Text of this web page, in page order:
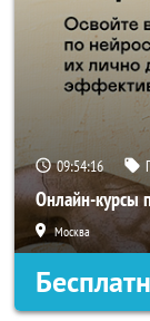
09:54:16
Онлайн-курсы
Москва